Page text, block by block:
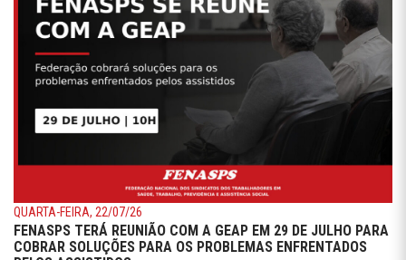
QUARTA-FEIRA, 22/07/26
FENASPS TERÁ REUNIÃO COM A GEAP EM 29 DE JULHO PARA
COBRAR SOLUÇÕES PARA OS PROBLEMAS ENFRENTADOS